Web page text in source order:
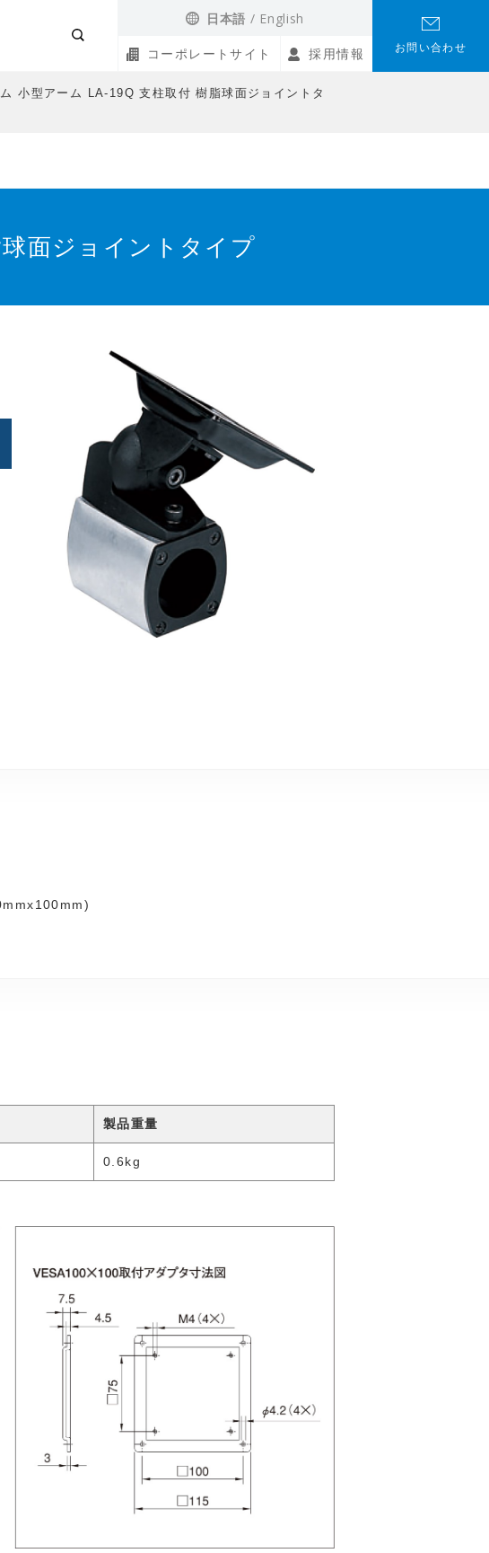
日本語 English
コーポレートサイト 採用情報 お問い合わせ
小型アーム LA-19Q 支柱取付 樹脂球面ジョイントタ
面ジョイントタイプ
製品重量
0.6kg